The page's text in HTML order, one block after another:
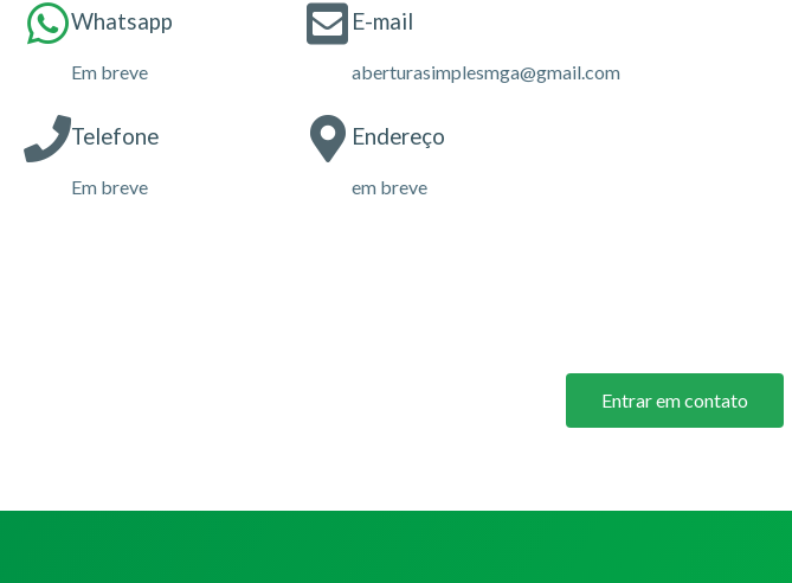
Whatsapp
Em breve
Telefone
Em breve
E-mail
aberturasimplesmga@gmail.com
Endereço
em breve
Entrar em contato